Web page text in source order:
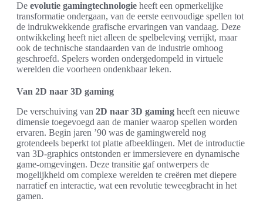
De evolutie gamingtechnologie heeft een opmerkelijke
transformatie ondergaan, van de eerste eenvoudige spellen tot
de indrukwekkende grafische ervaringen van vandaag. Deze
ontwikkeling heeft niet alleen de spelbeleving verrijkt, maar
ook de technische standaarden van de industrie omhoog
geschroefd. Spelers worden ondergedompeld in virtuele
werelden die voorheen ondenkbaar leken.
Van 2D naar 3D gaming
De verschuiving van 2D naar 3D gaming heeft een nieuwe
dimensie toegevoegd aan de manier waarop spellen worden
ervaren. Begin jaren ’90 was de gamingwereld nog
grotendeels beperkt tot platte afbeeldingen. Met de introductie
van 3D-graphics ontstonden er immersievere en dynamische
game-omgevingen. Deze transitie gaf ontwerpers de
mogelijkheid om complexe werelden te creëren met diepere
narratief en interactie, wat een revolutie teweegbracht in het
gamen.